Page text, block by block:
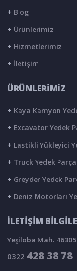
+ Blog
+ Ürünlerimiz
+ Hizmetlerimiz
+ İletişim
ÜRÜNLERİMİZ
+ Kaya Kamyon
+ Excavator Yedek
+ Lastikli Yükleyici
+ Truck Yedek Parça
+ Greyder Yedek
+ Deniz Motorları
İLETİŞİM
Yeşiloba Mah.
0322 428 38 78